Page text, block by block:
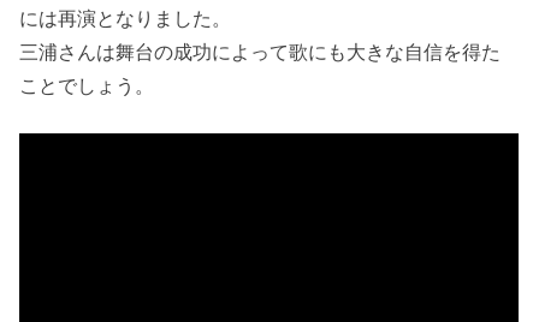
には再演となりました。
三浦さんは舞台の成功によって歌にも大きな自信を得た
ことでしょう。